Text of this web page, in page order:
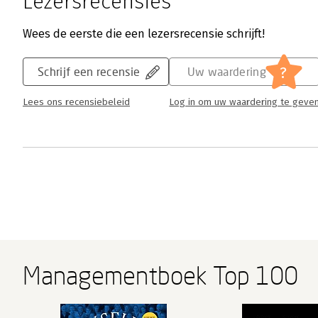
Wees de eerste die een lezersrecensie schrijft!
Schrijf een recensie
Lees ons recensiebeleid
Uw waardering ?
Log in om uw waardering te
Managementboek Top 100